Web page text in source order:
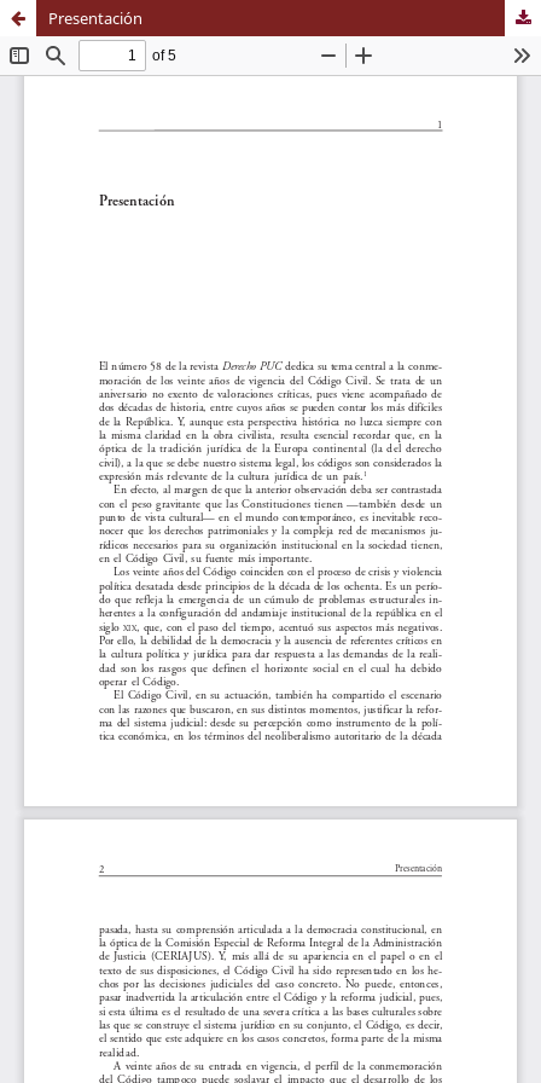
Presentación